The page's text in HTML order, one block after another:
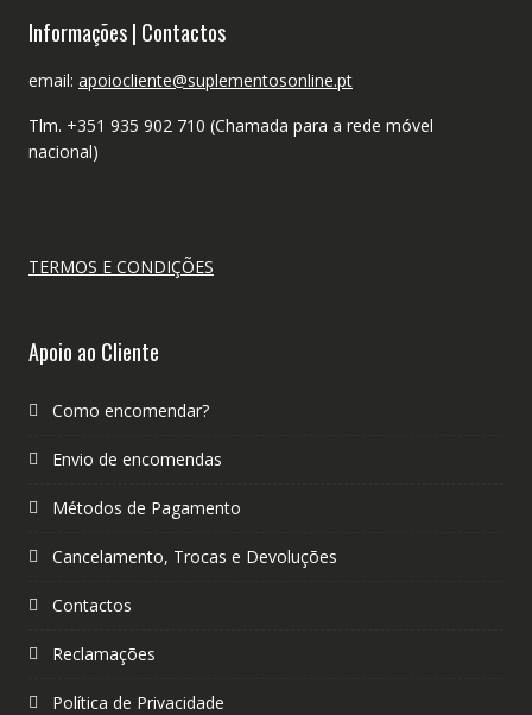
Informações | Contactos
email: apoiocliente@suplementosonline.pt
Tlm. +351 935 902 710 (Chamada para a rede móvel
nacional)
TERMOS E CONDIÇÕES
Apoio ao Cliente
Como encomendar?
Envio de encomendas
Métodos de Pagamento
Cancelamento, Trocas e Devoluções
Contactos
Reclamações
Política de Privacidade